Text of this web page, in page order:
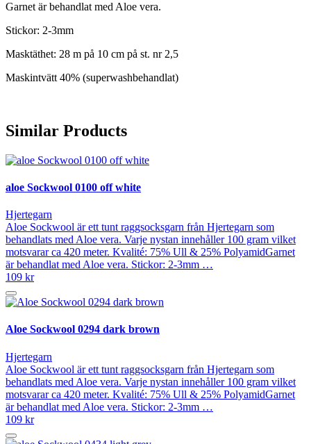
Garnet är behandlat med Aloe vera.
Stickor: 2-3mm
Masktäthet: 28 m på 10 cm på st. nr 2,5
Maskintvätt 40% (superwashbehandlat)
Similar Products
aloe Sockwool 0100 off white
Hjertegarn
Aloe Sockwool är ett tunt raggsocksgarn från Hjertegarn som
behandlats med Aloe vera. Varje nystan innehåller 100 gram vilket
motsvarar ca 420 meter. Kvalité: 75% Ull & 25% PolyamidGarnet
är behandlat med Aloe vera. Stickor: 2-3mm …
109 kr
Aloe Sockwool 0294 dark brown
Hjertegarn
Aloe Sockwool är ett tunt raggsocksgarn från Hjertegarn som
behandlats med Aloe vera. Varje nystan innehåller 100 gram vilket
motsvarar ca 420 meter. Kvalité: 75% Ull & 25% PolyamidGarnet
är behandlat med Aloe vera. Stickor: 2-3mm …
109 kr